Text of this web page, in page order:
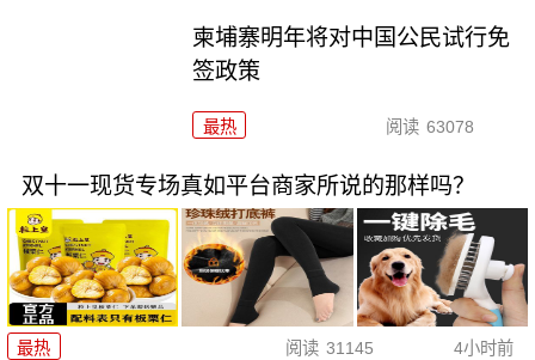
柬埔寨明年将对中国公民试行免
签政策
最热 阅读 63078
双十一现货专场真如平台商家所说的那样吗？
最热 阅读 31145 4小时前